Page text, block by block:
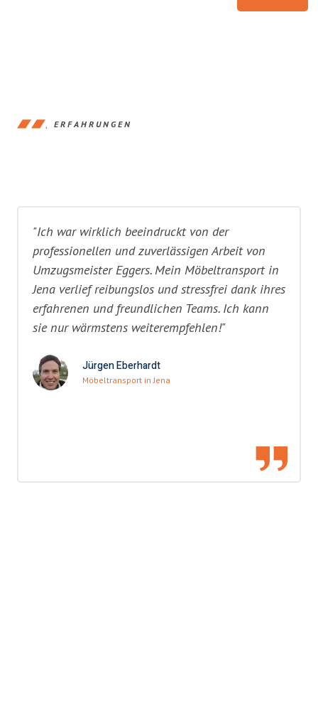
ERFAHRUNGEN
"Ich war wirklich beeindruckt von der
professionellen und zuverlässigen Arbeit von
Umzugsmeister Eggers. Mein Möbeltransport in
Jena verlief reibungslos und stressfrei dank ihres
erfahrenen und freundlichen Teams. Ich kann
sie nur wärmstens weiterempfehlen!"
Jürgen Eberhardt
Möbeltransport in Jena